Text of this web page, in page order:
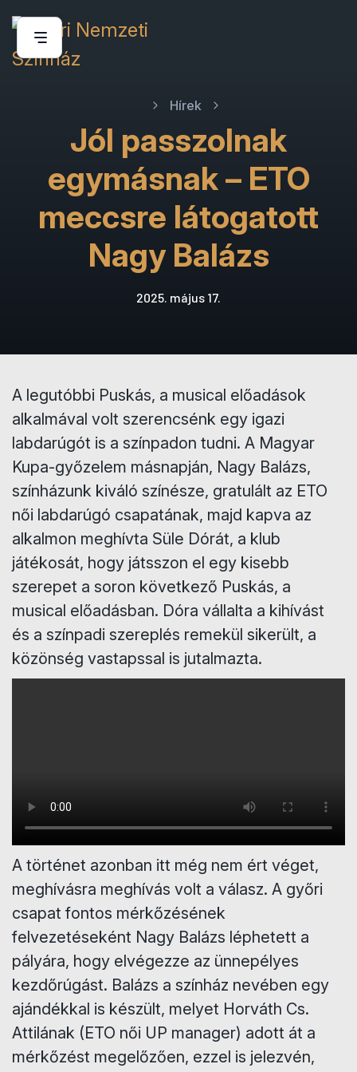
Hírek
Jól passzolnak
egymásnak – ETO
meccsre látogatott
Nagy Balázs
2025. május 17.
A legutóbbi Puskás, a musical előadások
alkalmával volt szerencsénk egy igazi
labdarúgót is a színpadon tudni. A Magyar
Kupa-győzelem másnapján, Nagy Balázs,
színházunk kiváló színésze, gratulált az ETO
női labdarúgó csapatának, majd kapva az
alkalmon meghívta Süle Dórát, a klub
játékosát, hogy játsszon el egy kisebb
szerepet a soron következő Puskás, a
musical előadásban. Dóra vállalta a kihívást
és a színpadi szereplés remekül sikerült, a
közönség vastapssal is jutalmazta.
A történet azonban itt még nem ért véget,
meghívásra meghívás volt a válasz. A győri
csapat fontos mérkőzésének
felvezetéseként Nagy Balázs léphetett a
pályára, hogy elvégezze az ünnepélyes
kezdőrúgást. Balázs a színház nevében egy
ajándékkal is készült, melyet Horváth Cs.
Attilának (ETO női UP manager) adott át a
mérkőzést megelőzően, ezzel is jelezvén,